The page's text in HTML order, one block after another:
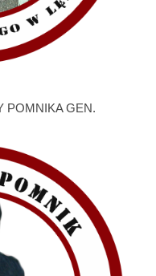
POMNIKA GEN.